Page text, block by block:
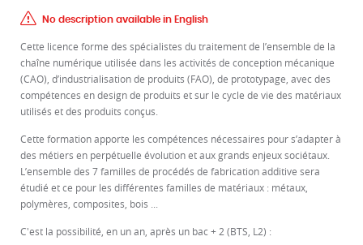
No description available in English
Cette licence forme des spécialistes du traitement de l’ensemble de la
chaîne numérique utilisée dans les activités de conception mécanique
(CAO), d’industrialisation de produits (FAO), de prototypage, avec des
compétences en design de produits et sur le cycle de vie des matériaux
utilisés et des produits conçus.
Cette formation apporte les compétences nécessaires pour s’adapter à
des métiers en perpétuelle évolution et aux grands enjeux sociétaux.
L’ensemble des 7 familles de procédés de fabrication additive sera
étudié et ce pour les différentes familles de matériaux : métaux,
polymères, composites, bois ...
C'est la possibilité, en un an, après un bac + 2 (BTS, L2) :